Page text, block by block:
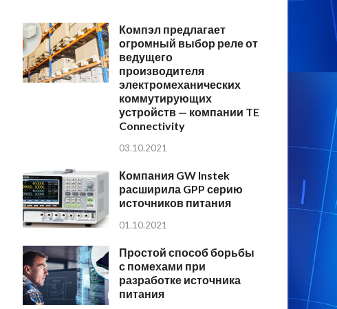
Компэл предлагает
огромный выбор реле от
ведущего
производителя
электромеханических
коммутирующих
устройств — компании TE
Connectivity
03.10.2021
Компания GW Instek
расширила GPP серию
источников питания
01.10.2021
Простой способ борьбы
с помехами при
разработке источника
питания